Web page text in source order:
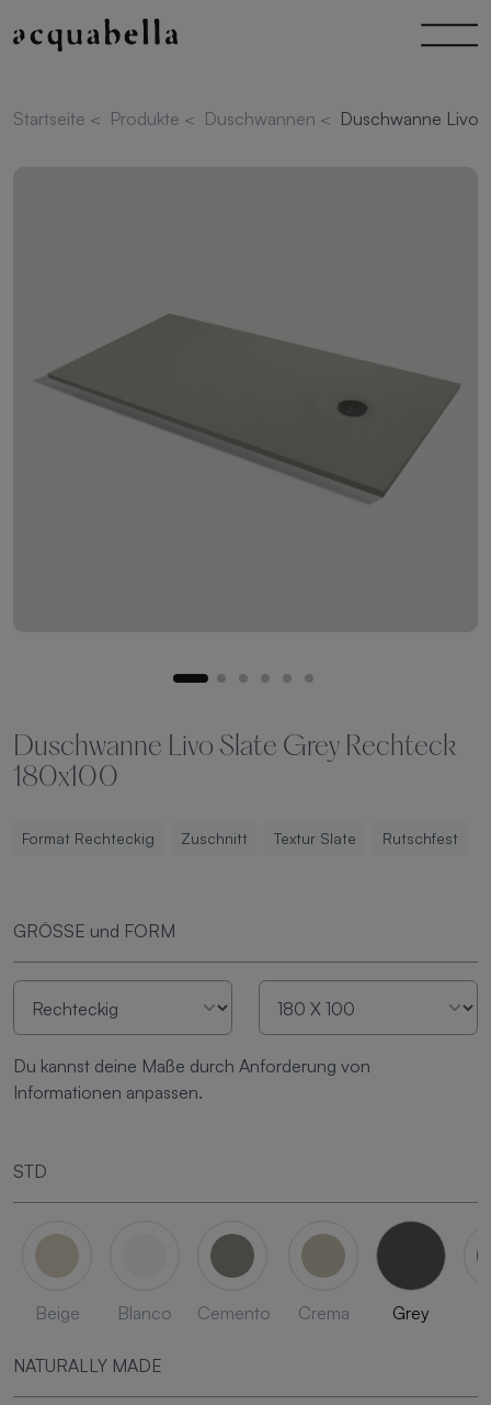
Startseite < Produkte < Duschwannen < Duschwanne Livo
Duschwanne Livo Slate Grey Rechteck
180x100
Format Rechteckig Zuschnitt Textur Slate Rutschfest
GRÖSSE und FORM
Du kannst deine Maße durch Anforderung von
Informationen anpassen.
STD
Beige Blanco Cemento Crema Grey
NATURALLY MADE